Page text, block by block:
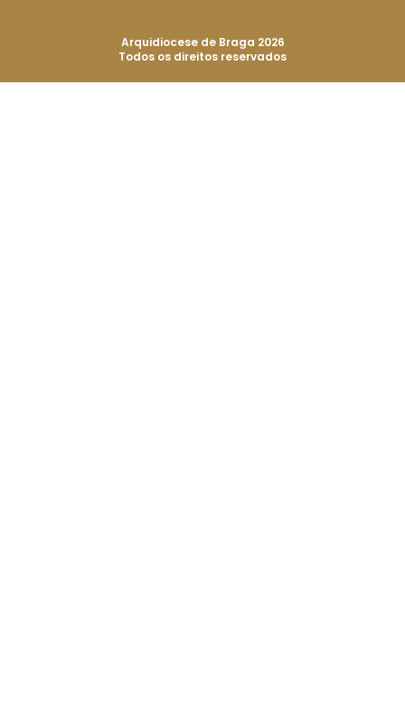
Arquidiocese de Braga 2026
Todos os direitos reservados